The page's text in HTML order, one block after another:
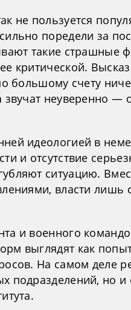
не пользуется
поредели за
такие страшные
критической.
большому счету
звучат неуверенно —
идеологией в
и отсутствие
ситуацию.
власти лишь
и военного
выглядят как
На самом деле
подразделений, но